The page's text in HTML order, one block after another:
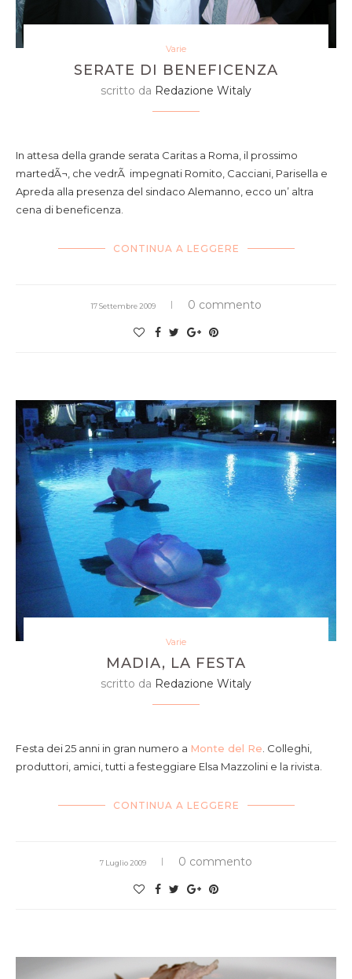
Varie
SERATE DI BENEFICENZA
scritto da Redazione Witaly
Mario Federzoni con Massimo Bottura e il sottoscritto
In attesa della grande serata Caritas a Roma, il prossimo
martedÃ¬, che vedrÃ impegnati Romito, Cacciani, Parisella e
Apreda alla presenza del sindaco Alemanno, ecco un’ altra
cena di beneficenza.
CONTINUA A LEGGERE
17 Settembre 2009 0 commento
Varie
MADIA, LA FESTA
scritto da Redazione Witaly
attorno alla piscina di Monte del Re
Festa dei 25 anni in gran numero a Monte del Re. Colleghi,
produttori, amici, tutti a festeggiare Elsa Mazzolini e la rivista.
CONTINUA A LEGGERE
7 Luglio 2009 0 commento